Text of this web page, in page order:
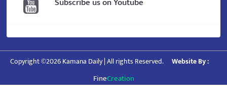
Copyright ©2026 Kamana Daily | All rights Reserved. Website By :
FineCreation